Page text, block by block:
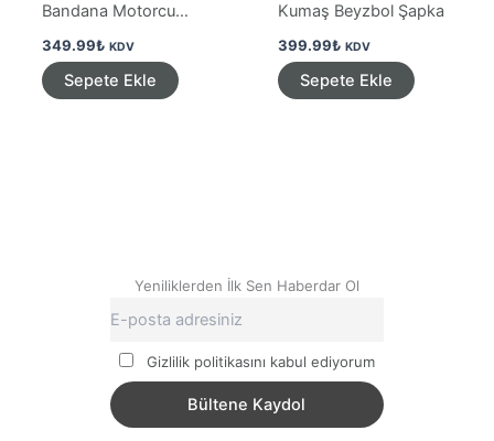
Bandana Motorcu
Boyunluk
349.99₺ KDV
Sepete Ekle
Kumaş Beyzbol Şapka
399.99₺ KDV
Sepete Ekle
Yeniliklerden İlk Sen Haberdar Ol
Gizlilik politikasını kabul ediyorum